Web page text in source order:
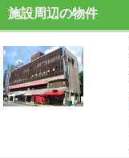
施設周辺の物件